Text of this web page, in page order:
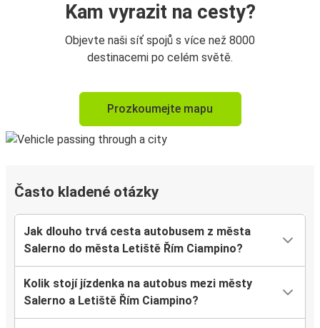
Kam vyrazit na cesty?
Objevte naši síť spojů s více než 8000
destinacemi po celém světě.
Prozkoumejte mapu
Často kladené otázky
Jak dlouho trvá cesta autobusem z města
Salerno do města Letiště Řím Ciampino?
Kolik stojí jízdenka na autobus mezi městy
Salerno a Letiště Řím Ciampino?